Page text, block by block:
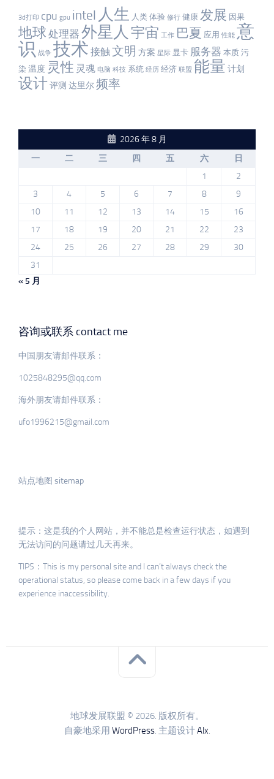
3d打印 cpu gpu intel 人生 人类 体验 修行 健康 发展 因果
地球 处理器 外星人 宇宙 工作 巴夏 应用 性能 意
识 战争 技术 接触文明 方案 星际 显卡 服务器 本质 污
染 温度 灵性 灵魂 电脑 科技 系统 经历 经济 联盟 能量 计划
设计评测 达里尔频率
2026 年 8 月
一
二 三 四 五 六
日
1
2
3
4 5 6 7 8
9
10
11 12 13 14 15
16
17
18 19 20 21 22
23
24
25 26 27 28 29
30
31
« 5 月
咨询或联系 contact me
中国朋友请邮件联系：
1025848295@qq.com
海外朋友请邮件联系：
ufo1996215@gmail.com
站点地图 sitemap
提示：这是我的个人网站，并不能总是检查运行状态，如遇到
无法访问的问题请过几天再来。
TIPS：This is my personal site and I can’t always check the
operational status, so please come back in a few days if you
experience inaccessibility.
地球发展联盟 © 2026. 版权所有。
自豪地采用 WordPress. 主题设计Alx.